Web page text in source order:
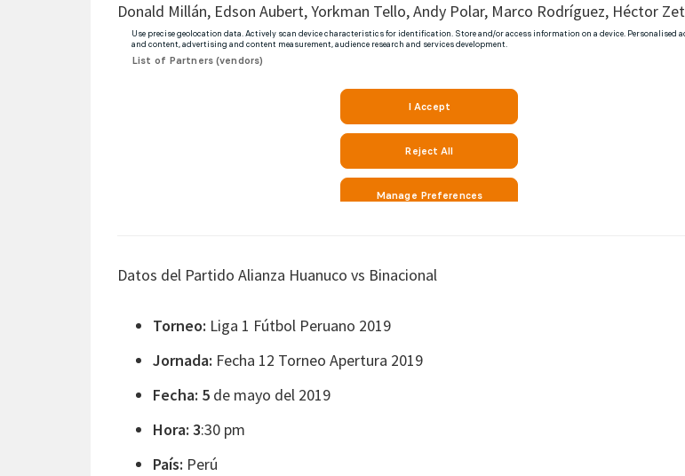
Donald Millán, Edson Aubert, Yorkman Tello, Andy Polar, Marco Rodríguez, Héctor
Datos del Partido Alianza Huanuco vs Binacional
Torneo: Liga 1 Fútbol Peruano 2019
Jornada: Fecha 12 Torneo Apertura 2019
Fecha: 5 de mayo del 2019
Hora: 3:30 pm
País: Perú